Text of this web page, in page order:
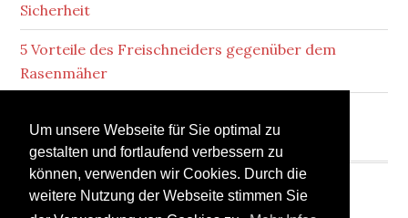
Um unsere Webseite für Sie optimal zu
gestalten und fortlaufend verbessern zu
können, verwenden wir Cookies. Durch die
weitere Nutzung der Webseite stimmen Sie
Sicherheit
5 Vorteile des Freischneiders gegenüber dem
Rasenmäher